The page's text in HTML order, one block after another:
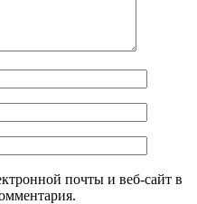
почты и веб-сайт в